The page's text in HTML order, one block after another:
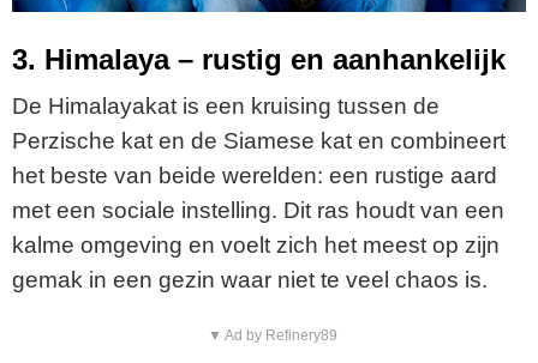
3. Himalaya – rustig en aanhankelijk
De Himalayakat is een kruising tussen de
Perzische kat en de Siamese kat en combineert
het beste van beide werelden: een rustige aard
met een sociale instelling. Dit ras houdt van een
kalme omgeving en voelt zich het meest op zijn
gemak in een gezin waar niet te veel chaos is.
▼ Ad by Refinery89